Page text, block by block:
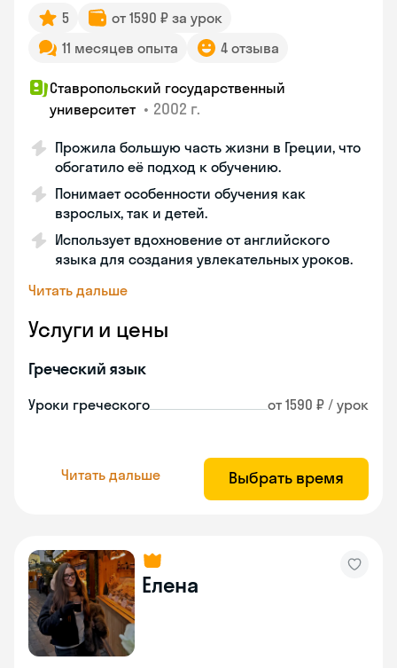
5
от 1590 ₽ за урок
11 месяцев опыта
4 отзыва
Ставропольский государственный
университет • 2002 г.
Прожила большую часть жизни в Греции, что
обогатило её подход к обучению.
Понимает особенности обучения как
взрослых, так и детей.
Использует вдохновение от английского
языка для создания увлекательных уроков.
Читать дальше
Услуги и цены
Греческий язык
Уроки греческого от 1590 ₽ / урок
Читать дальше Выбрать время
Елена